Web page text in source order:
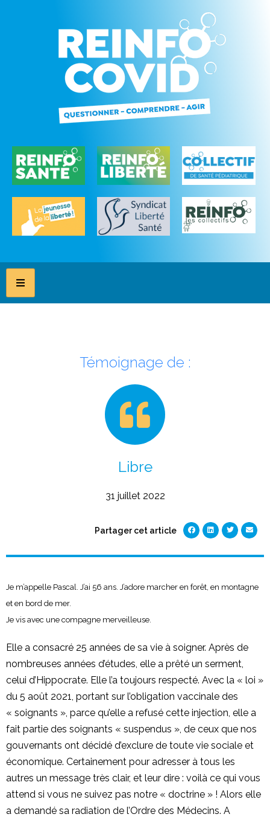
Témoignage de :
Libre
31 juillet 2022
Partager cet article
Je m’appelle Pascal. J’ai 56 ans. J’adore marcher en forêt, en montagne
et en bord de mer.
Je vis avec une compagne merveilleuse.
Elle a consacré 25 années de sa vie à soigner. Après de
nombreuses années d’études, elle a prêté un serment,
celui d’Hippocrate. Elle l’a toujours respecté. Avec la « loi »
du 5 août 2021, portant sur l’obligation vaccinale des
« soignants », parce qu’elle a refusé cette injection, elle a
fait partie des soignants « suspendus », de ceux que nos
gouvernants ont décidé d’exclure de toute vie sociale et
économique. Certainement pour adresser à tous les
autres un message très clair, et leur dire : voilà ce qui vous
attend si vous ne suivez pas notre « doctrine » ! Alors elle
a demandé sa radiation de l’Ordre des Médecins. A